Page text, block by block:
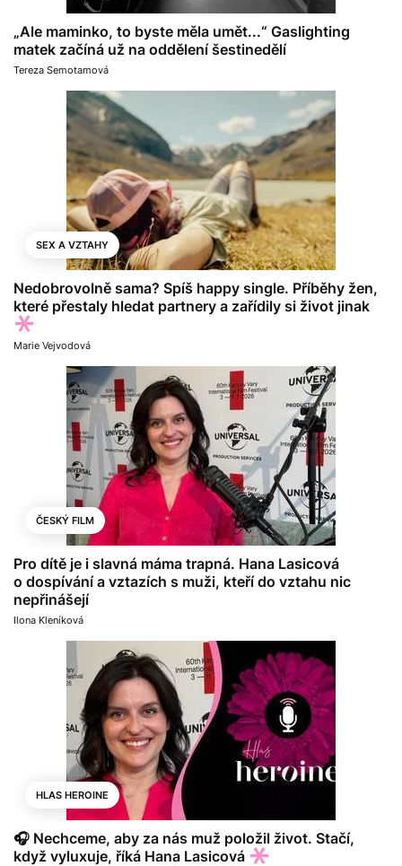
„Ale maminko, to byste měla umět...“ Gaslighting
matek začíná už na oddělení šestinedělí
Tereza Semotamová
SEX A VZTAHY
Nedobrovolně sama? Spíš happy single. Příběhy žen,
které přestaly hledat partnery a zařídily si život jinak
Marie Vejvodová
ČESKÝ FILM
Pro dítě je i slavná máma trapná. Hana Lasicová
o dospívání a vztazích s muži, kteří do vztahu nic
nepřinášejí
Ilona Kleníková
HLAS HEROINE
🎧 Nechceme, aby za nás muž položil život. Stačí,
když vyluxuje, říká Hana Lasicová